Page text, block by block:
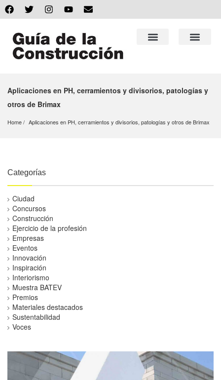
Aplicaciones en PH, cerramientos y divisorios, patologías y
otros de Brimax
Home Aplicaciones en PH, cerramientos y divisorios, patologías y otros de Brimax
Categorías
Ciudad
Concursos
Construcción
Ejercicio de la profesión
Empresas
Eventos
Innovación
Inspiración
Interiorismo
Muestra BATEV
Premios
Materiales destacados
Sustentabilidad
Voces